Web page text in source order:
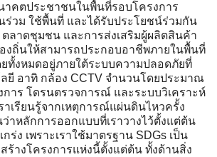
าคตประชาชนในพื้นที่รอบโครงการ
ร่วม ใช้พื้นที่ และได้รับประโยชน์ร่วมกัน
ตลาดชุมชน และการส่งเสริมผู้ผลิตสินค้า
งถิ่นให้สามารถประกอบอาชีพภายในพื้นที่
ทั้งหมดอยู่ภายใต้ระบบความปลอดภัยที่
ยี อาทิ กล้อง CCTV จำนวนโดยประมาณ
การ โดรนตรวจการณ์ และระบบวิเคราะห์
าเรียนรู้จากเหตุการณ์แผ่นดินไหวครั้ง
าหลักการออกแบบที่เราวางไว้ตั้งแต่ต้น
ง เพราะเราใช้มาตรฐาน SDGs เป็น
ร้างโครงการแห่งนี้ตั้งแต่ต้น ทั้งด้านสิ่ง